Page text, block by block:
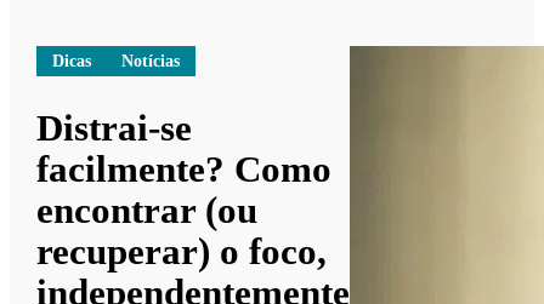
Dicas Notícias
Distrai-se
facilmente? Como
encontrar (ou
recuperar) o foco,
independentemente